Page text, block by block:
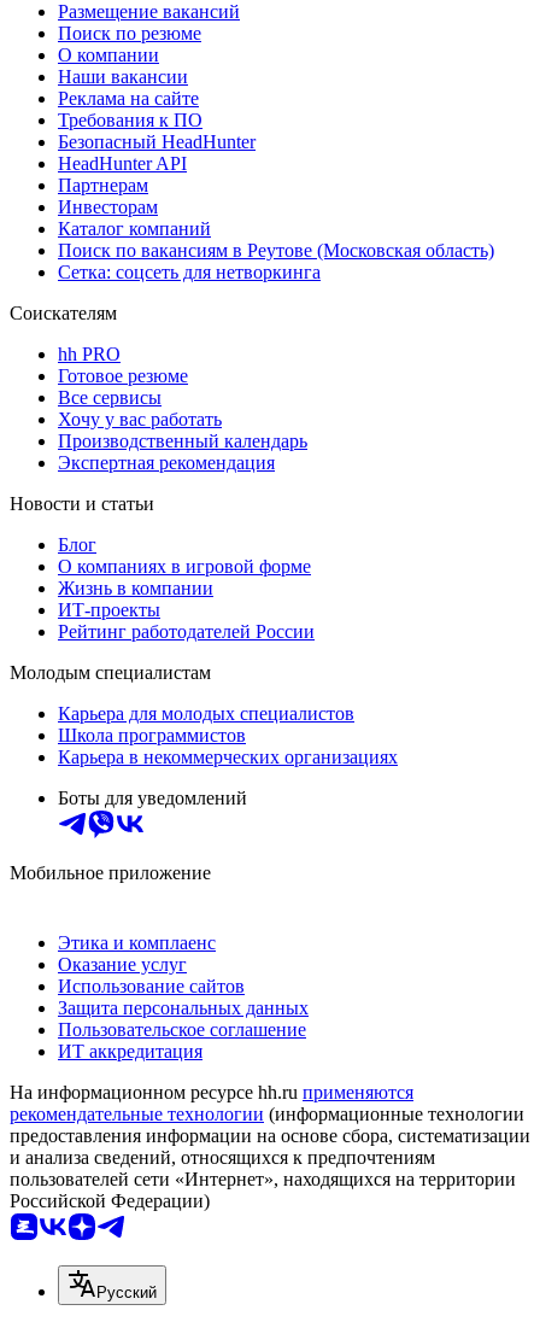
Размещение вакансий
Поиск по резюме
О компании
Наши вакансии
Реклама на сайте
Требования к ПО
Безопасный HeadHunter
HeadHunter API
Партнерам
Инвесторам
Каталог компаний
Поиск по вакансиям в Реутове (Московская область)
Сетка: соцсеть для нетворкинга
Соискателям
hh PRO
Готовое резюме
Все сервисы
Хочу у вас работать
Производственный календарь
Экспертная рекомендация
Новости и статьи
Блог
О компаниях в игровой форме
Жизнь в компании
ИТ-проекты
Рейтинг работодателей России
Молодым специалистам
Карьера для молодых специалистов
Школа программистов
Карьера в некоммерческих организациях
Боты для уведомлений
Мобильное приложение
Этика и комплаенс
Оказание услуг
Использование сайтов
Защита персональных данных
Пользовательское соглашение
ИТ аккредитация
На информационном ресурсе hh.ru применяются
рекомендательные технологии (информационные технологии
предоставления информации на основе сбора, систематизации
и анализа сведений, относящихся к предпочтениям
пользователей сети «Интернет», находящихся на территории
Российской Федерации)
Русский